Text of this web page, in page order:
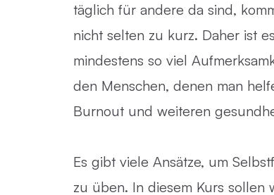
täglich für andere da sind,
nicht selten zu kurz. Daher ist
mindestens so viel
den Menschen, denen man
Burnout und weiteren
Es gibt viele Ansätze, um
zu üben. In diesem Kurs sollen